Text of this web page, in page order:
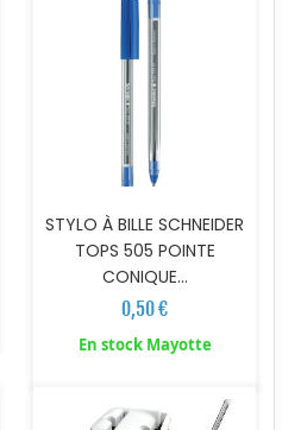
STYLO À BILLE SCHNEIDER
TOPS 505 POINTE
CONIQUE...
0,50 €
En stock Mayotte